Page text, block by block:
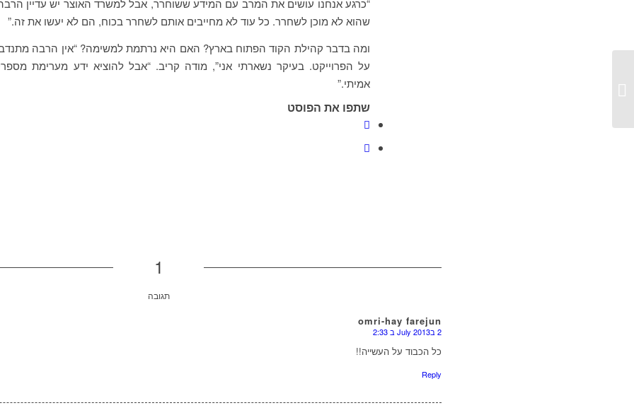
“כרגע אנחנו עושים את המרב עם המידע ששוחרר, אבל למשרד האוצר יש עדיין
שהוא לא מוכן לשחרר. כל עוד לא מחייבים אותם לשחרר בכוח, הם לא יעשו את זה.”
ומה בדבר קהילת הקוד הפתוח בארץ? האם היא נרתמת למשימה? “אין הרבה
על הפרוייקט. בעיקר נשארתי אני”, מודה קריב. “אבל להוציא ידע מערימת
אמיתי.”
שתפו את הפוסט
1
תגובה
omri-hay farejun
2 בJuly 2013 ב 2:33
כל הכבוד על העשייה!!
Reply
עדכונים שבועיים – 17.3.13